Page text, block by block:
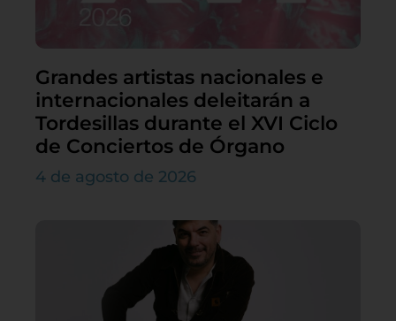
Grandes artistas nacionales e
internacionales deleitarán a
Tordesillas durante el XVI Ciclo
de Conciertos de Órgano
4 de agosto de 2026